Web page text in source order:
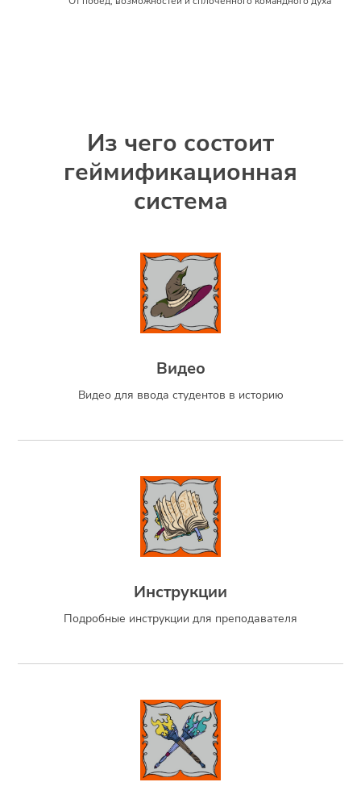
Из чего состоит
геймификационная
система
Видео
Видео для ввода студентов в историю
Инструкции
Подробные инструкции для преподавателя